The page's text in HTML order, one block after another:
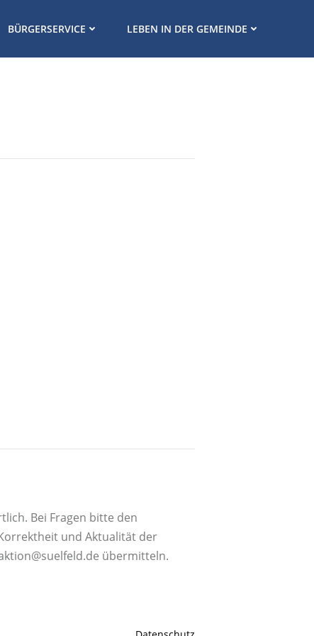
BÜRGERSERVICE LEBEN IN DER GEMEINDE
Bei Fragen bitte den
und Aktualität der
übermitteln.